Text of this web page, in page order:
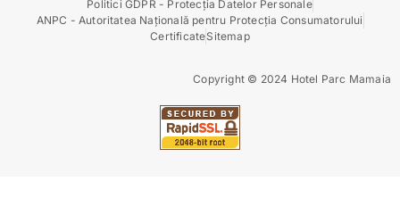
Politici GDPR - Protecția Datelor Personale
ANPC - Autoritatea Națională pentru Protecția Consumatorului
CertificateSitemap
Copyright © 2024 Hotel Parc Mamaia